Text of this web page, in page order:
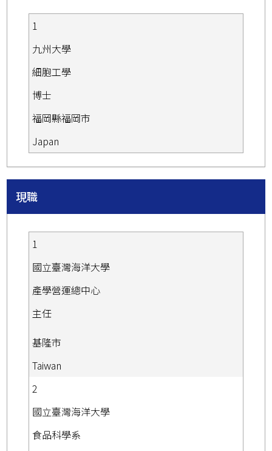
1
九州大學
細胞工學
博士
福岡縣福岡市
Japan
現職
1
國立臺灣海洋大學
產學營運總中心
主任
基隆市
Taiwan
2
國立臺灣海洋大學
食品科學系